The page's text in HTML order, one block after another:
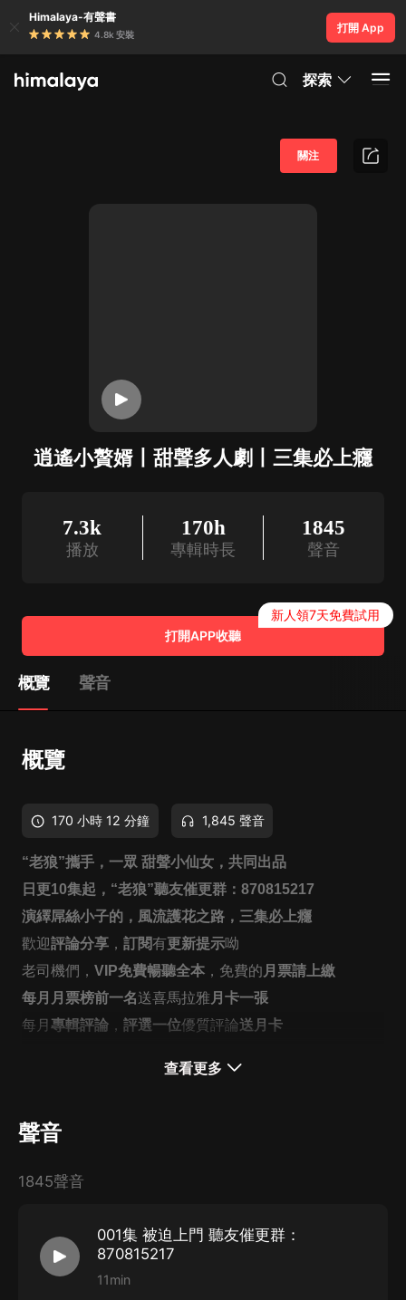
Himalaya-有聲書
4.8k 安裝
打開 App
探索
逍遙小贅婿丨甜聲多人劇丨三集必上癮
關注
7.3k
播放
170h
專輯時長
1845
聲音
打開APP收聽
新人領7天免費試用
概覽 聲音
概覽
170 小時 12 分鐘 1,845 聲音
“老狼”攜手，一眾 甜聲小仙女，共同出品
日更10集起， “老狼”聽友催更群： 870815217
演繹屌絲小子的，風流護花之路，三集必上癮
歡迎評論分享， 訂閱有更新提示呦
老司機們， VIP免費暢聽全本，免費的 月票請上繳
每月月票榜前一名送喜馬拉雅月卡一張
每月 專輯評論， 評選一位優質評論送月卡
為了活命，被迫入贅 。不是水深火熱，被老女人榨干，
子、俏娘子、班主任、嶽母、女同學、繼女 黑幫大小
香，歡迎品嘗。。。。。。
查看更多
聲音
1845聲音
001集 被迫上門 聽友催更群：
870815217
11min